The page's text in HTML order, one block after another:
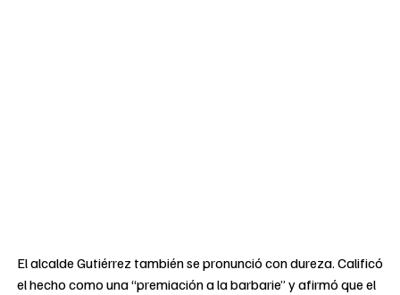
El alcalde Gutiérrez también se pronunció con dureza. Calificó
el hecho como una “premiación a la barbarie” y afirmó que el